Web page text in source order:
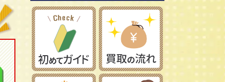
フランス車
ハセガワ/長谷川製作所
フジミ模型/FUJIMI
アオシマ/青島文化教材社
イマイ/IMAI /今井科学
コトブキヤ/壽屋
イタレリ/ITALERI
レーマン/LGB
Ｎゲージ
ＨＯゲージ
Ｚゲージ